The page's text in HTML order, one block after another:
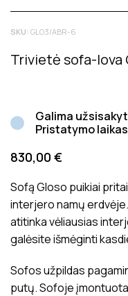
SKU: GLO3/ABR-6
Trivietė sofa-lova
Galima
Pristatymo
830,00 €
Sofą Gloso puikiai
interjero namų
atitinka vėliausias
galėsite išmėginti
Sofos užpildas
putų. Sofoje